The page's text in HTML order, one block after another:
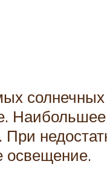
солнечных
освещение.